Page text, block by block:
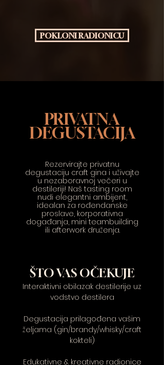
POKLONI RADIONICU
PRIVATNA
DEGUSTACIJA
Rezervirajte privatnu
degustaciju craft gina i uživajte
u nezaboravnoj večeri u
destileriji! Naš tasting room
nudi elegantni ambijent,
idealan za rođendanske
proslave, korporativna
događanja, mini teambuilding
ili afterwork druženja.
ŠTO VAS OČEKUJE
Interaktivni obilazak destilerije uz
vodstvo destilera
Degustacija prilagođena vašim
željama (gin/brandy/whisky/craft
kokteli)
Edukativne & kreativne radionice